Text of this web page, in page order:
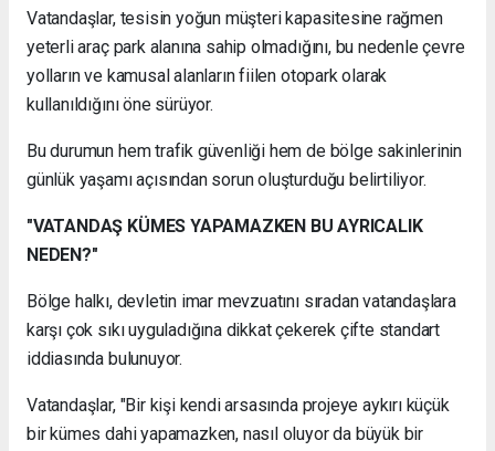
Vatandaşlar, tesisin yoğun müşteri kapasitesine rağmen
yeterli araç park alanına sahip olmadığını, bu nedenle çevre
yolların ve kamusal alanların fiilen otopark olarak
kullanıldığını öne sürüyor.
Bu durumun hem trafik güvenliği hem de bölge sakinlerinin
günlük yaşamı açısından sorun oluşturduğu belirtiliyor.
"VATANDAŞ KÜMES YAPAMAZKEN BU AYRICALIK
NEDEN?"
Bölge halkı, devletin imar mevzuatını sıradan vatandaşlara
karşı çok sıkı uyguladığına dikkat çekerek çifte standart
iddiasında bulunuyor.
Vatandaşlar, "Bir kişi kendi arsasında projeye aykırı küçük
bir kümes dahi yapamazken, nasıl oluyor da büyük bir